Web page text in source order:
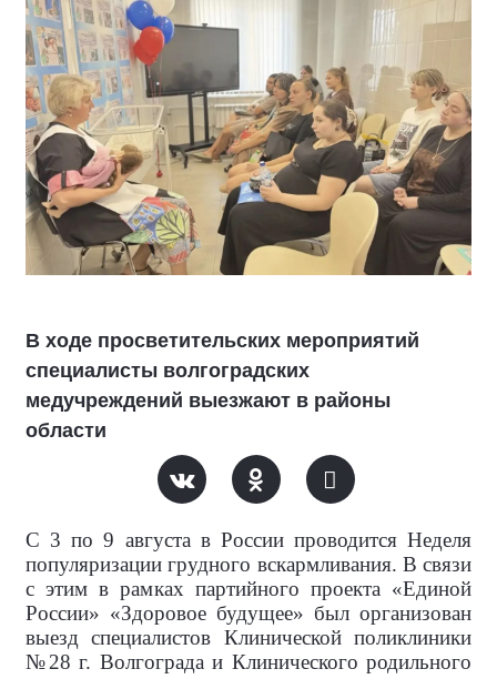
В ходе просветительских мероприятий
специалисты волгоградских
медучреждений выезжают в районы
области
С 3 по 9 августа в России проводится Неделя
популяризации грудного вскармливания. В связи
с этим в рамках партийного проекта «Единой
России» «Здоровое будущее» был организован
выезд специалистов Клинической поликлиники
№28 г. Волгограда и Клинического родильного